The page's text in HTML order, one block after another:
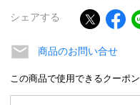
シェアする
商品のお問い合せ
この商品で使用できるクーポン